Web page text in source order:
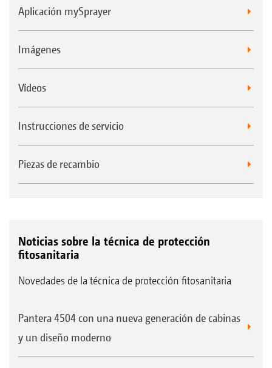
Aplicación mySprayer
Imágenes
Vídeos
Instrucciones de servicio
Piezas de recambio
Noticias sobre la técnica de protección
fitosanitaria
Novedades de la técnica de protección fitosanitaria
Pantera 4504 con una nueva generación de cabinas
y un diseño moderno